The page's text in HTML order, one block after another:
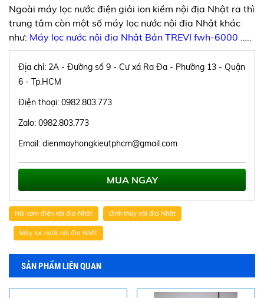
Ngoài máy lọc nước điện giải ion kiềm nội địa Nhật ra thì
trung tâm còn một số máy lọc nước nội địa Nhật khác
như: Máy lọc nước nội địa Nhật Bản TREVI fwh-6000
Địa chỉ: 2A - Đường số 9 - Cư xá Ra Đa - Phường 13 - Quận
6 - Tp.HCM
Điện thoại: 0982.803.773
Zalo: 0982.803.773
Email: dienmayhongkieutphcm@gmail.com
MUA NGAY
Nồi cơm điện nội địa Nhật Bình thủy nội địa Nhật
Máy lọc nước nội địa Nhật
SẢN PHẨM LIÊN QUAN